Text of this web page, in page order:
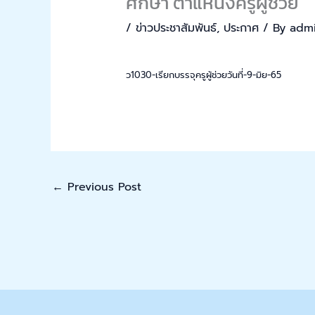
/ ข่าวประชาสัมพันธ์, ประกาศ/ By
ว1030-เรียกบรรจุครูผู้ช่วยวันที่-9-มิย-65
← Previous Post